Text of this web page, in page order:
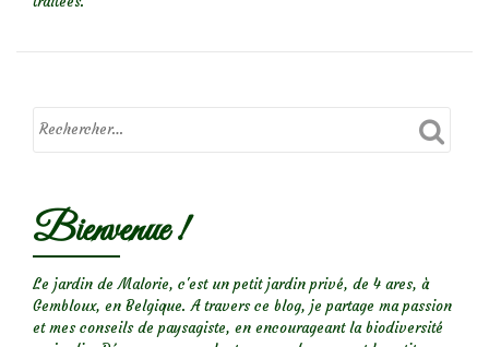
Bienvenue !
Le jardin de Malorie, c'est un petit jardin privé, de 4 ares, à
Gembloux, en Belgique. A travers ce blog, je partage ma passion
et mes conseils de paysagiste, en encourageant la biodiversité